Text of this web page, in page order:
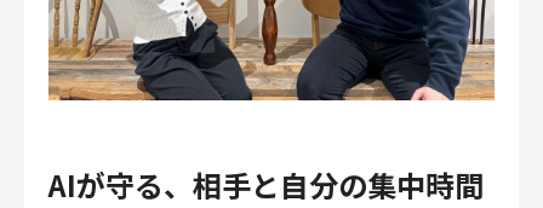
AIが守る、相手と自分の集中時間